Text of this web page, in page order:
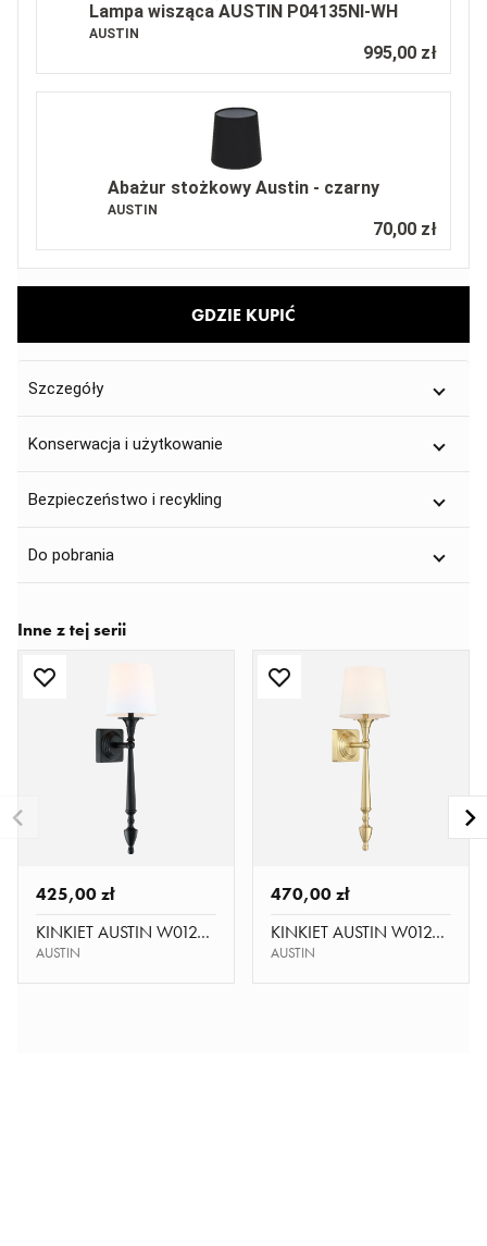
Lampa wisząca AUSTIN P04135NI-WH
AUSTIN
995,00 zł
Abażur stożkowy Austin - czarny
AUSTIN
70,00 zł
GDZIE KUPIĆ
Szczegóły
Konserwacja i użytkowanie
Bezpieczeństwo i recykling
Do pobrania
Inne z tej serii
425,00 zł
KINKIET AUSTIN W01296BK-WH
AUSTIN
470,00 zł
KINKIET AUSTIN W01289BR-WH
AUSTIN